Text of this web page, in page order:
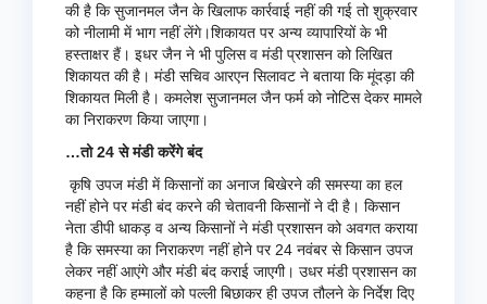
की है कि सुजानमल जैन के खिलाफ कार्रवाई नहीं की गई तो शुक्रवार
को नीलामी में भाग नहीं लेंगे।शिकायत पर अन्य व्यापारियों के भी
हस्ताक्षर हैं। इधर जैन ने भी पुलिस व मंडी प्रशासन को लिखित
शिकायत की है। मंडी सचिव आरएन सिलावट ने बताया कि मूंदड़ा की
शिकायत मिली है। कमलेश सुजानमल जैन फर्म को नोटिस देकर मामले
का निराकरण किया जाएगा।
…तो 24 से मंडी करेंगे बंद
कृषि उपज मंडी में किसानों का अनाज बिखेरने की समस्या का हल
नहीं होने पर मंडी बंद करने की चेतावनी किसानों ने दी है। किसान
नेता डीपी धाकड़ व अन्य किसानों ने मंडी प्रशासन को अवगत कराया
है कि समस्या का निराकरण नहीं होने पर 24 नवंबर से किसान उपज
लेकर नहीं आएंगे और मंडी बंद कराई जाएगी। उधर मंडी प्रशासन का
कहना है कि हम्मालों को पल्ली बिछाकर ही उपज तौलने के निर्देश दिए